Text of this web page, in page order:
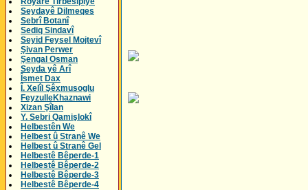
Seydayê Dilmeqes
Sebrî Botanî
Sediq Sindavî
Seyid Feysel Mojtevî
Şivan Perwer
Şengal Osman
Seyda yê Arî
Îsmet Dax
Î. Xelîl Şêxmusoglu
FeyzulleKhaznawi
Xizan Şîlan
Y. Sebri Qamişlokî
Helbestên We
Helbest û Stranê We
Helbest û Stranê Gel
Helbestê Bêperde-1
Helbestê Bêperde-2
Helbestê Bêperde-3
Helbestê Bêperde-4